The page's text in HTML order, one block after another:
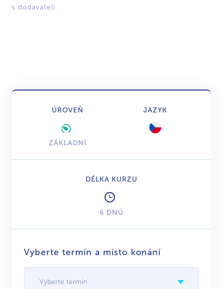
s dodavateli.
ÚROVEŇ
ZÁKLADNÍ
JAZYK
DÉLKA KURZU
6 DNŮ
Vyberte termín a místo konání
Vyberte termín